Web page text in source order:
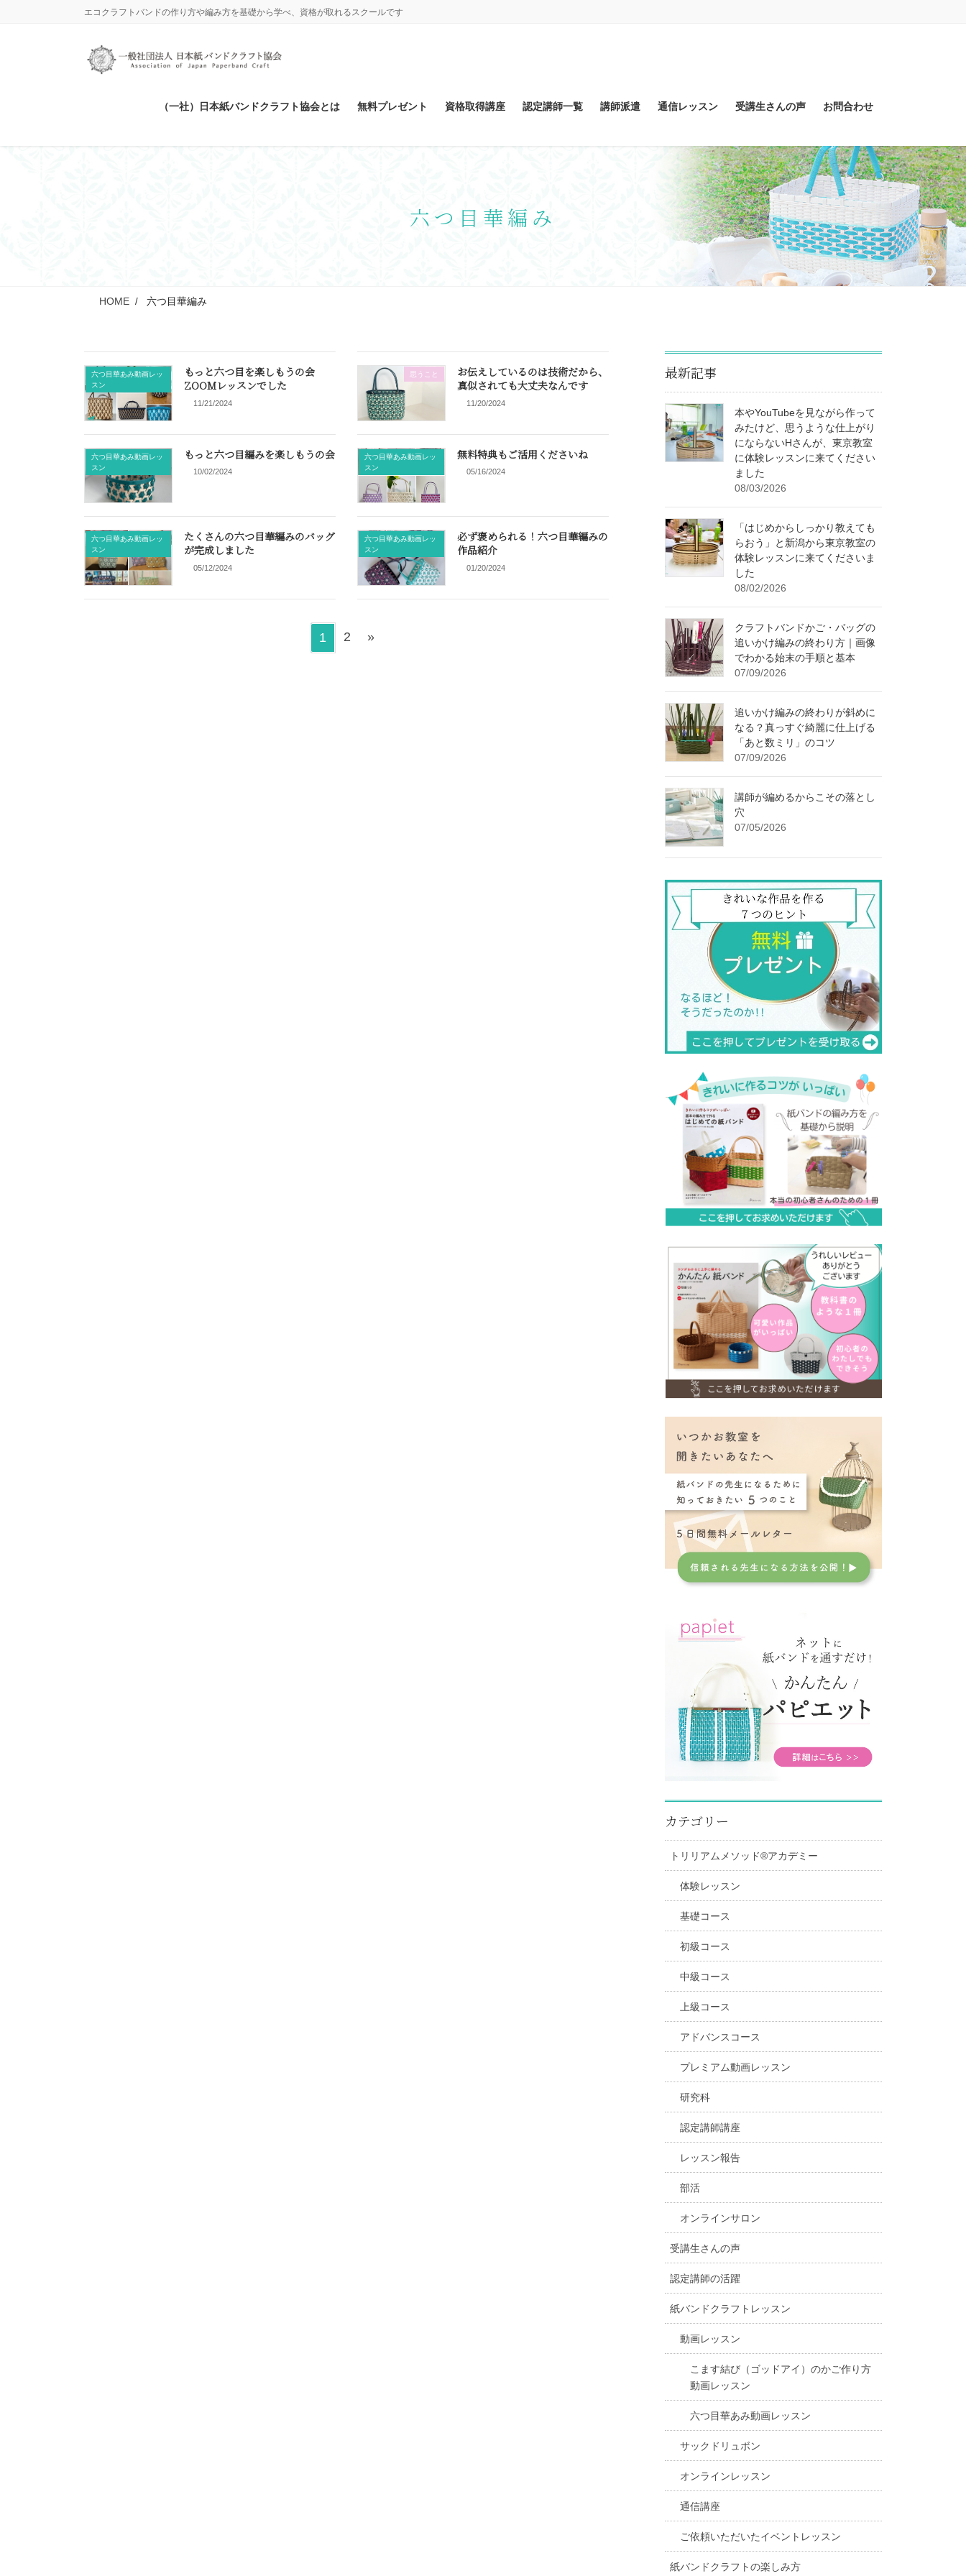
動
に
エコクラフトバンドの作り方や編み方を基礎から学べ、資格が取れるスクールです
（一社）日本紙バンドクラフト協会とは 無料プレゼント 資格取得講座 認定講師一覧 講師派遣 通信レッスン 受講生さんの声 お問合わせ
六つ目華編み
HOME 六つ目華編み
六つ目華あみ動画レッ
スン
もっと六つ目を楽しもうの会
ZOOMレッスンでした
11/21/2024
思うこと
お伝えしているのは技術だから、
真似されても大丈夫なんです
11/20/2024
六つ目華あみ動画レッ
スン
もっと六つ目編みを楽しもうの会
10/02/2024
六つ目華あみ動画レッ
スン
無料特典もご活用くださいね
05/16/2024
六つ目華あみ動画レッ
スン
たくさんの六つ目華編みのバッグ
が完成しました
05/12/2024
六つ目華あみ動画レッ
スン
必ず褒められる！六つ目華編みの
作品紹介
01/20/2024
ペ
ー
1
ペ
2 »
最新記事
本やYouTubeを見ながら作って
みたけど、思うような仕上がり
にならないHさんが、東京教室
に体験レッスンに来てください
ました
08/03/2026
「はじめからしっかり教えても
らおう」と新潟から東京教室の
体験レッスンに来てくださいま
した
08/02/2026
クラフトバンドかご・バッグの
追いかけ編みの終わり方｜画像
でわかる始末の手順と基本
07/09/2026
追いかけ編みの終わりが斜めに
なる？真っすぐ綺麗に仕上げる
「あと数ミリ」のコツ
07/09/2026
講師が編めるからこその落とし
穴
07/05/2026
カテゴリー
トリリアムメソッド®アカデミー
体験レッスン
基礎コース
初級コース
中級コース
上級コース
アドバンスコース
プレミアム動画レッスン
研究科
認定講師講座
レッスン報告
部活
オンラインサロン
受講生さんの声
認定講師の活躍
紙バンドクラフトレッスン
動画レッスン
こます結び（ゴッドアイ）のかご作り方
動画レッスン
六つ目華あみ動画レッスン
サックドリュボン
オンラインレッスン
通信講座
ご依頼いただいたイベントレッスン
紙バンドクラフトの楽しみ方